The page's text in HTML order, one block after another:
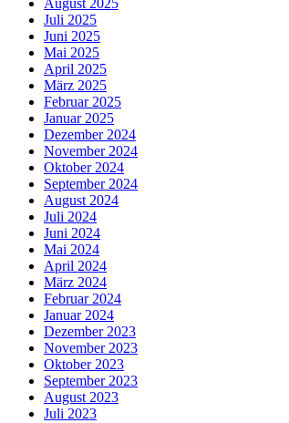
Juli 2025
Juni 2025
Mai 2025
April 2025
März 2025
Februar 2025
Januar 2025
Dezember 2024
November 2024
Oktober 2024
September 2024
August 2024
Juli 2024
Juni 2024
Mai 2024
April 2024
März 2024
Februar 2024
Januar 2024
Dezember 2023
November 2023
Oktober 2023
September 2023
August 2023
Juli 2023